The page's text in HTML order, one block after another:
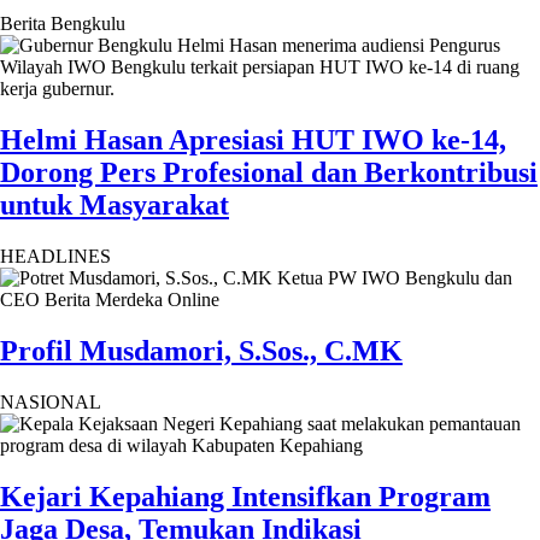
Berita Bengkulu
Helmi Hasan Apresiasi HUT IWO ke-14,
Dorong Pers Profesional dan Berkontribusi
untuk Masyarakat
HEADLINES
Profil Musdamori, S.Sos., C.MK
NASIONAL
Kejari Kepahiang Intensifkan Program
Jaga Desa, Temukan Indikasi